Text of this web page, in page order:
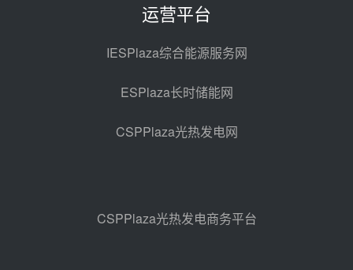
光热示范电站二列蒸汽发生器设备
亚核阀业中标天山北麓100MW光
热发电工程EPC总承包项目熔盐截
止阀、熔盐三偏心蝶阀采购
08-05 17:15
包项目熔盐介质超声波流量计采购
08-05 17:09
运营平台
IESPlaza综合能源服务网
ESPlaza长时储能网
CSPPlaza光热发电网
CSPPlaza光热发电商务平台